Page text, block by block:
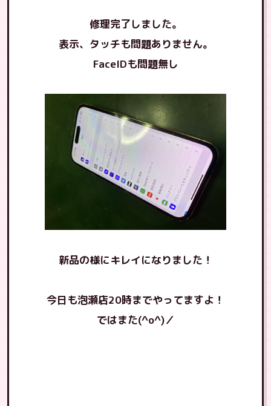
修理完了しました。
表示、タッチも問題ありません。
FaceIDも問題無し
新品の様にキレイになりました！
今日も泡瀬店20時までやってますよ！
ではまた(^o^)／